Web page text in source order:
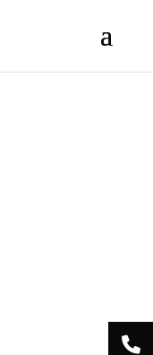
been removed, and